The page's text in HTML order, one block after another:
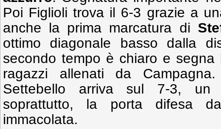
Poi Figlioli trova il 6-3 grazie a
anche la prima marcatura di
ottimo diagonale basso dalla
secondo tempo è chiaro e
ragazzi allenati da
Settebello arriva sul 7-3,
soprattutto, la porta difesa
immacolata.